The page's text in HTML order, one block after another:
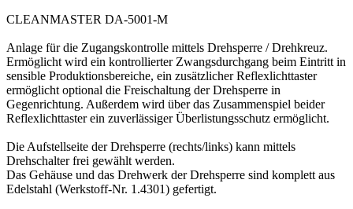
CLEANMASTER DA-5001-M
Anlage für die Zugangskontrolle mittels Drehsperre / Drehkreuz.
Ermöglicht wird ein kontrollierter Zwangsdurchgang beim Eintritt in
sensible Produktionsbereiche, ein zusätzlicher Reflexlichttaster
ermöglicht optional die Freischaltung der Drehsperre in
Gegenrichtung. Außerdem wird über das Zusammenspiel beider
Reflexlichttaster ein zuverlässiger Überlistungsschutz ermöglicht.
Die Aufstellseite der Drehsperre (rechts/links) kann mittels
Drehschalter frei gewählt werden.
Das Gehäuse und das Drehwerk der Drehsperre sind komplett aus
Edelstahl (Werkstoff-Nr. 1.4301) gefertigt.